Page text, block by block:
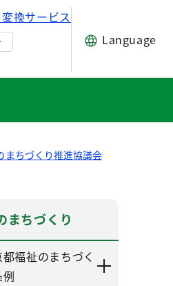
換サービス
Language
まちづくり推進協議会
料一覧 第6期第3回東京都
まちづくり
都福祉のまちづく
例